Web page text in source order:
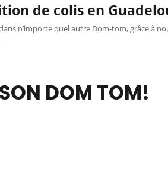
de colis en
n’importe quel autre Dom-tom, grâce à
DOM TOM!